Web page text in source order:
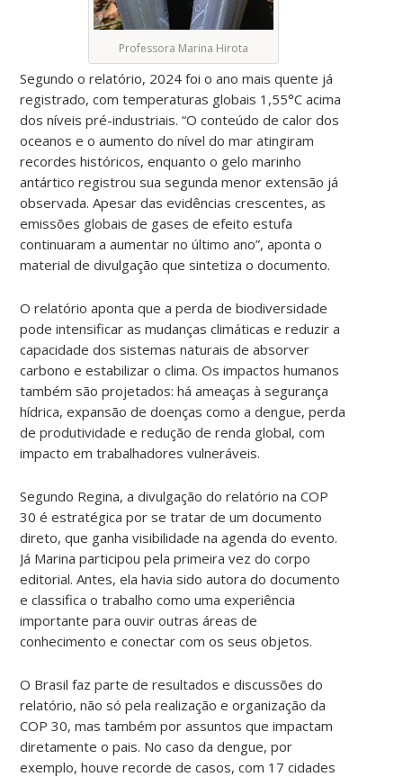
Professora Marina Hirota
Segundo o relatório, 2024 foi o ano mais quente já
registrado, com temperaturas globais 1,55°C acima
dos níveis pré-industriais. “O conteúdo de calor dos
oceanos e o aumento do nível do mar atingiram
recordes históricos, enquanto o gelo marinho
antártico registrou sua segunda menor extensão já
observada. Apesar das evidências crescentes, as
emissões globais de gases de efeito estufa
continuaram a aumentar no último ano”, aponta o
material de divulgação que sintetiza o documento.
O relatório aponta que a perda de biodiversidade
pode intensificar as mudanças climáticas e reduzir a
capacidade dos sistemas naturais de absorver
carbono e estabilizar o clima. Os impactos humanos
também são projetados: há ameaças à segurança
hídrica, expansão de doenças como a dengue, perda
de produtividade e redução de renda global, com
impacto em trabalhadores vulneráveis.
Segundo Regina, a divulgação do relatório na COP
30 é estratégica por se tratar de um documento
direto, que ganha visibilidade na agenda do evento.
Já Marina participou pela primeira vez do corpo
editorial. Antes, ela havia sido autora do documento
e classifica o trabalho como uma experiência
importante para ouvir outras áreas de
conhecimento e conectar com os seus objetos.
O Brasil faz parte de resultados e discussões do
relatório, não só pela realização e organização da
COP 30, mas também por assuntos que impactam
diretamente o pais. No caso da dengue, por
exemplo, houve recorde de casos, com 17 cidades